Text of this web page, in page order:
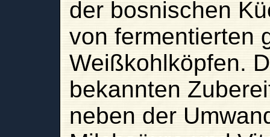
der bosnischen
von fermentierten
Weißkohlköpfen.
bekannten
neben der